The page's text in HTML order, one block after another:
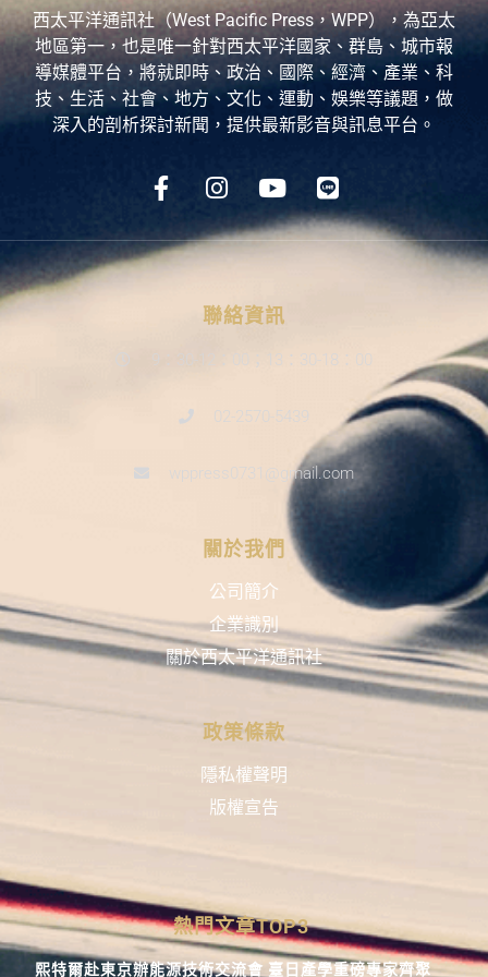
西太平洋通訊社（West Pacific Press，WPP），為亞太
地區第一，也是唯一針對西太平洋國家、群島、城市報
導媒體平台，將就即時、政治、國際、經濟、產業、科
技、生活、社會、地方、文化、運動、娛樂等議題，做
深入的剖析探討新聞，提供最新影音與訊息平台。
聯絡資訊
9：30-12：00；13：30-18：00
02-2570-5439
wppress0731@gmail.com
關於我們
公司簡介
企業識別
關於西太平洋通訊社
政策條款
隱私權聲明
版權宣告
熱門文章TOP3
熙特爾赴東京辦能源技術交流會 臺日產學重磅專家齊聚